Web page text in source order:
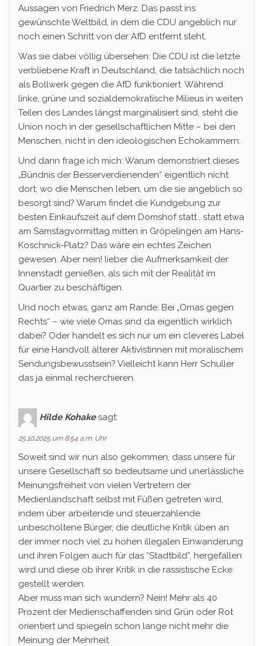
Aussagen von Friedrich Merz. Das passt ins
gewünschte Weltbild, in dem die CDU angeblich nur
noch einen Schritt von der AfD entfernt steht.
Was sie dabei völlig übersehen: Die CDU ist die letzte
verbliebene Kraft in Deutschland, die tatsächlich noch
als Bollwerk gegen die AfD funktioniert. Während
linke, grüne und sozialdemokratische Milieus in weiten
Teilen des Landes längst marginalisiert sind, steht die
Union noch in der gesellschaftlichen Mitte – bei den
Menschen, nicht in den ideologischen Echokammern.
Und dann frage ich mich: Warum demonstriert dieses
„Bündnis der Besserverdienenden“ eigentlich nicht
dort, wo die Menschen leben, um die sie angeblich so
besorgt sind? Warum findet die Kundgebung zur
besten Einkaufszeit auf dem Domshof statt , statt etwa
am Samstagvormittag mitten in Gröpelingen am Hans-
Koschnick-Platz? Das wäre ein echtes Zeichen
gewesen. Aber nein! lieber die Aufmerksamkeit der
Innenstadt genießen, als sich mit der Realität im
Quartier zu beschäftigen.
Und noch etwas, ganz am Rande: Bei „Omas gegen
Rechts“ – wie viele Omas sind da eigentlich wirklich
dabei? Oder handelt es sich nur um ein cleveres Label
für eine Handvoll älterer Aktivistinnen mit moralischem
Sendungsbewusstsein? Vielleicht kann Herr Schuller
das ja einmal recherchieren.
Hilde Kohake sagt:
25.10.2025 um 8:54 a.m. Uhr
Soweit sind wir nun also gekommen, dass unsere für
unsere Gesellschaft so bedeutsame und unerlässliche
Meinungsfreiheit von vielen Vertretern der
Medienlandschaft selbst mit Füßen getreten wird,
indem über arbeitende und steuerzahlende
unbescholtene Bürger, die deutliche Kritik üben an
der immer noch viel zu hohen illegalen Einwanderung
und ihren Folgen auch für das “Stadtbild”, hergefallen
wird und diese ob ihrer Kritik in die rassistische Ecke
gestellt werden.
Aber muss man sich wundern? Nein! Mehr als 40
Prozent der Medienschaffenden sind Grün oder Rot
orientiert und spiegeln schon lange nicht mehr die
Meinung der Mehrheit.